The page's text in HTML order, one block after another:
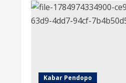
Kabar Pendopo